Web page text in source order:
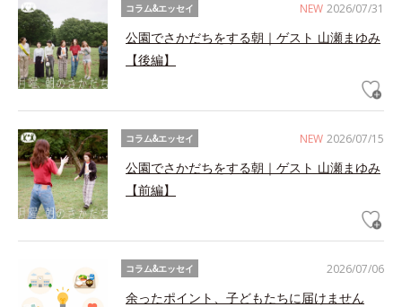
NEW 2026/07/31
コラム&エッセイ
公園でさかだちをする朝｜ゲスト 山瀬まゆみ
【後編】
NEW 2026/07/15
コラム&エッセイ
公園でさかだちをする朝｜ゲスト 山瀬まゆみ
【前編】
2026/07/06
コラム&エッセイ
余ったポイント、子どもたちに届けません